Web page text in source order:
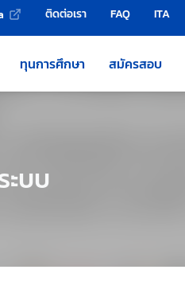
ติดต่อเรา FAQ ITA
ทุนการศึกษา สมัครสอบ
ะบบ